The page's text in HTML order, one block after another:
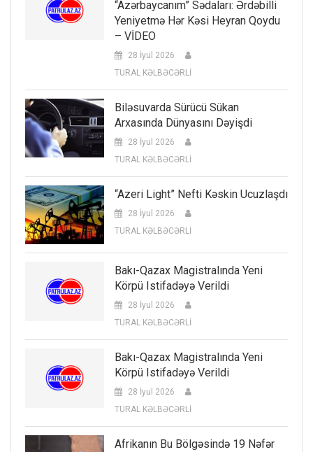
“Azərbaycanım” Sədaları: Ərdəbilli
Yeniyetmə Hər Kəsi Heyran Qoydu
– VİDEO
28 İyul 2026
TURAL KƏLBƏCƏRLİ
Biləsuvarda Sürücü Sükan
Arxasında Dünyasını Dəyişdi
28 İyul 2026
TURAL KƏLBƏCƏRLİ
“Azeri Light” Nefti Kəskin Ucuzlaşdı
28 İyul 2026
TURAL KƏLBƏCƏRLİ
Bakı-Qazax Magistralında Yeni
Körpü Istifadəyə Verildi
28 İyul 2026
TURAL KƏLBƏCƏRLİ
Bakı-Qazax Magistralında Yeni
Körpü Istifadəyə Verildi
28 İyul 2026
TURAL KƏLBƏCƏRLİ
Afrikanın Bu Bölgəsində 19 Nəfər